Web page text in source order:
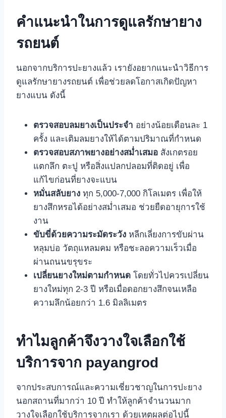
คำแนะนำในการดูแลรักษายาง
รถยนต์
นอกจากบริการปะยางแล้ว เรายังอยากแนะนำวิธีการ
ดูแลรักษายางรถยนต์ เพื่อช่วยลดโอกาสเกิดปัญหา
ยางแบน ดังนี้
ตรวจสอบลมยางเป็นประจำ อย่างน้อยเดือนละ 1
ครั้ง และเติมลมยางให้ได้ตามปริมาณที่กำหนด
ตรวจสอบสภาพยางอย่างสม่ำเสมอ สังเกตรอย
แตกลึก ตะปู หรือสิ่งแปลกปลอมที่ติดอยู่ เพื่อ
แก้ไขก่อนที่ยางจะแบน
หมั่นสลับยาง ทุก 5,000-7,000 กิโลเมตร เพื่อให้
ยางสึกหรอได้อย่างสม่ำเสมอ ช่วยยืดอายุการใช้
งาน
ขับขี่ด้วยความระมัดระวัง หลีกเลี่ยงการขับผ่าน
หลุมบ่อ วัตถุแหลมคม หรือชะลอความเร็วเมื่อ
ผ่านถนนขรุขระ
เปลี่ยนยางใหม่ตามกำหนด โดยทั่วไปควรเปลี่ยน
ยางใหม่ทุก 2-3 ปี หรือเมื่อดอกยางสึกจนเหลือ
ความลึกน้อยกว่า 1.6 มิลลิเมตร
ทำไมลูกค้าจึงวางใจเลือกใช้
บริการจาก payangrod
จากประสบการณ์และความเชี่ยวชาญในการปะยาง
นอกสถานที่มากว่า 10 ปี ทำให้ลูกค้าจำนวนมาก
วางใจเลือกใช้บริการจากเรา ด้วยเหตุผลต่อไปนี้